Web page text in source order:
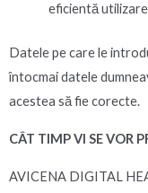
eficientă
Datele pe care le
întocmai datele
acestea să fie corecte.
CÂT TIMP VI SE VOR
AVICENA DIGITAL